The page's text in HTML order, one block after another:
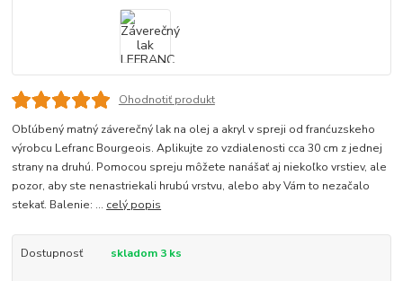
Ohodnotiť produkt
Obľúbený matný záverečný lak na olej a akryl v spreji od franćuzskeho
výrobcu Lefranc Bourgeois. Aplikujte zo vzdialenosti cca 30 cm z jednej
strany na druhú. Pomocou spreju môžete nanášať aj niekoľko vrstiev, ale
pozor, aby ste nenastriekali hrubú vrstvu, alebo aby Vám to nezačalo
stekať. Balenie: ... celý popis
Dostupnosť skladom 3 ks